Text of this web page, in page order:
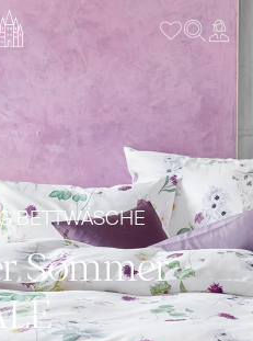
BETTWÄSCHE
Sommer